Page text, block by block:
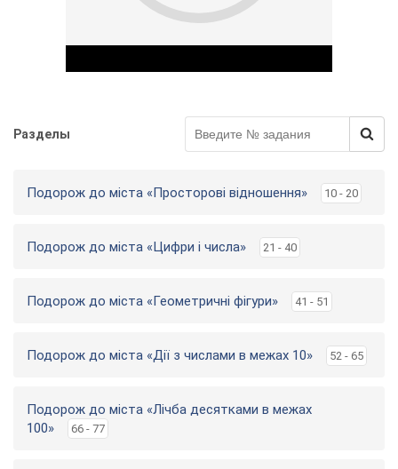
Play Video
Разделы
Подорож до міста «Просторові відношення» 10 - 20
Подорож до міста «Цифри і числа» 21 - 40
Подорож до міста «Геометричні фігури» 41 - 51
Подорож до міста «Дії з числами в межах 10» 52 - 65
Подорож до міста «Лічба десятками в межах
100»
66 - 77